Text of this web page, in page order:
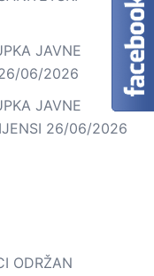
JAVNE
06/2026
JAVNE
26/06/2026
ODRŽAN